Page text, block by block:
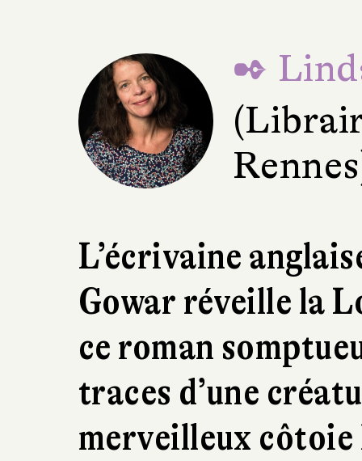
✒
L’écrivaine
Gowar réveille la
ce roman
traces d’une
merveilleux côtoie